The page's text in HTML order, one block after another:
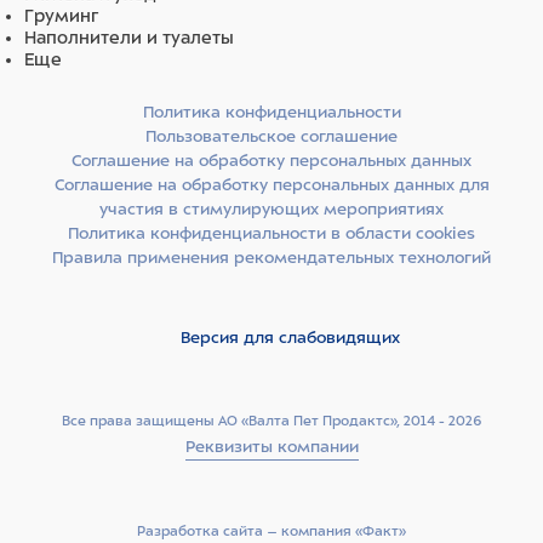
токоферила ацетат, феноксиэтанол, калия сорбат,
кремнезем, масло корки апельсина, натрия бензоат,
CI 16035 (красный 40), CI 19140 (желтый 5)
Груминг
Наполнители и туалеты
Еще
Все права защищены АО «Валта Пет Продактс», 2014 - 2026
Реквизиты компании
Политика конфиденциальности
Пользовательское соглашение
Соглашение на обработку персональных данных
Соглашение на обработку персональных данных для
участия в стимулирующих мероприятиях
Политика конфиденциальности в области cookies
Правила применения рекомендательных технологий
Версия для слабовидящих
Разработка сайта –­ компания «Факт»